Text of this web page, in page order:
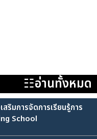
☷อ่านทั้งหมด
ริมการจัดการเรียนรู้การ
School